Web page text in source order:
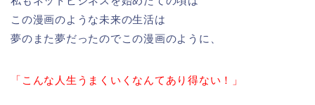
この漫画のような未来の生活は
夢のまた夢だったのでこの漫画のように、
「こんな人生うまくいくなんてあり得ない！」